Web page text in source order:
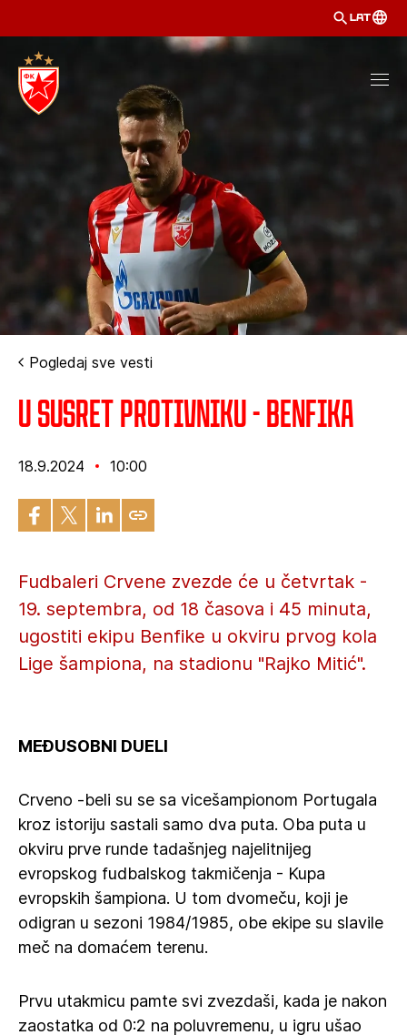
LAT
Pogledaj sve vesti
U susret protivniku - Benfika
18.9.2024 10:00
Fudbaleri Crvene zvezde će u četvrtak -
19. septembra, od 18 časova i 45 minuta,
ugostiti ekipu Benfike u okviru prvog kola
Lige šampiona, na stadionu "Rajko Mitić".
MEĐUSOBNI DUELI
Crveno -beli su se sa vicešampionom Portugala
kroz istoriju sastali samo dva puta. Oba puta u
okviru prve runde tadašnjeg najelitnijeg
evropskog fudbalskog takmičenja - Kupa
evropskih šampiona. U tom dvomeču, koji je
odigran u sezoni 1984/1985, obe ekipe su slavile
meč na domaćem terenu.
Prvu utakmicu pamte svi zvezdaši, kada je nakon
zaostatka od 0:2 na poluvremenu, u igru ušao